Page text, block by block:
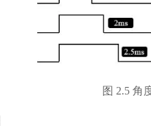
图 2.5 角